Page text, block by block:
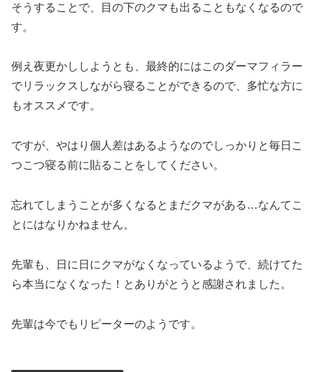
そうすることで、目の下のクマも出ることもなくなるので
す。
例え夜更かししようとも、最終的にはこのダーマフィラー
でリラックスしながら寝ることができるので、多忙な方に
もオススメです。
ですが、やはり個人差はあるようなのでしっかりと毎日こ
つこつ寝る前に貼ることをしてください。
忘れてしまうことが多くなるとまだクマがある…なんてこ
とにはなりかねません。
先輩も、日に日にクマがなくなっているようで、続けてた
ら本当になくなった！とありがとうと感謝されました。
先輩は今でもリピーターのようです。